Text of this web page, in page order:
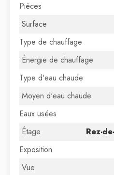
Pièces
Surface
Type de chauffage
Énergie de chauffage
Type d'eau chaude
Moyen d'eau chaude
Eaux usées
Étage
Rez-
Exposition
Vue